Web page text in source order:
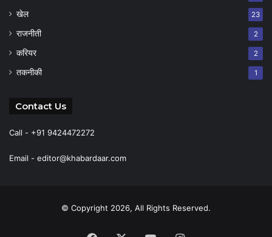
खेल 23
राजनीती 2
करियर 2
तकनीकी 1
Contact Us
Call - +91 9424472272
Email - editor@khabardaar.com
© Copyright 2026, All Rights Reserved.